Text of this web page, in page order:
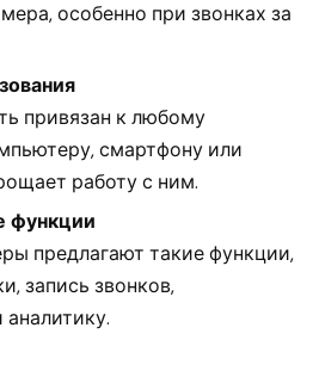
особенно при звонках за
привязан к любому
смартфону или
работу с ним.
функции
предлагают такие функции,
запись звонков,